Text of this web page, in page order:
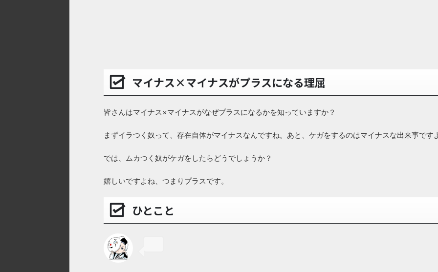
マイナス×マイナスがプラスになる理屈
皆さんはマイナス×マイナスがなぜプラスになるかを知っていますか？
まずイラつく奴って、存在自体がマイナスなんですね。あと、ケガをするのはマイナスな出来事です
では、ムカつく奴がケガをしたらどうでしょうか？
嬉しいですよね、つまりプラスです。
ひとこと